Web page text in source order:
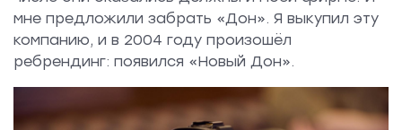
мне предложили забрать «Дон». Я выкупил эту
компанию, и в 2004 году произошёл
ребрендинг: появился «Новый Дон».